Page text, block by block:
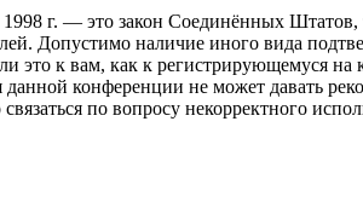
г. — это закон Соединённых
Допустимо наличие иного вида
это к вам, как к регистрирующемуся на
конференции не может давать
по вопросу некорректного